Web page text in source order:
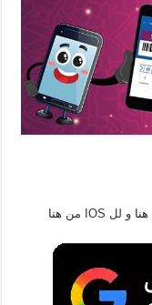
هناو لل IOS من هنا